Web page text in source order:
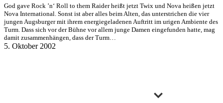
God gave Rock ’n‘ Roll to them Raider heißt jetzt Twix und Nova heißen jetzt
Nova International. Sonst ist aber alles beim Alten, das unterstrichen die vier
jungen Augsburger mit ihrem energiegeladenen Auftritt im urigen Ambiente des
Turm. Dass sich vor der Bühne vor allem junge Damen eingefunden hatte, mag
damit zusammenhängen, dass der Turm…
5. Oktober 2002